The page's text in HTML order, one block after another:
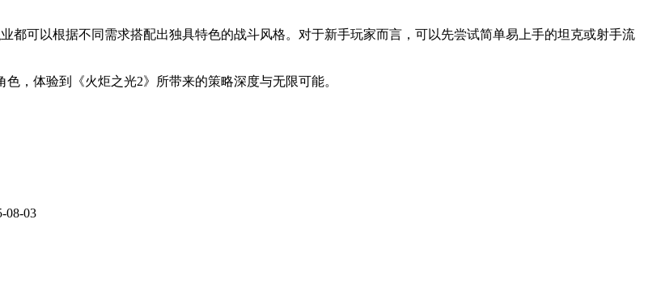
都可以根据不同需求搭配出独具特色的战斗风格。对于新手玩家而言，可以先尝试简单易上手的坦克或射手流
，体验到《火炬之光2》所带来的策略深度与无限可能。
08-03